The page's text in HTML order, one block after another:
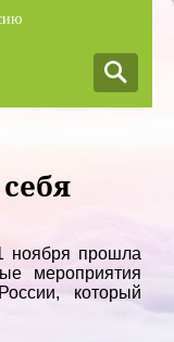
ноября прошла
мероприятия
который